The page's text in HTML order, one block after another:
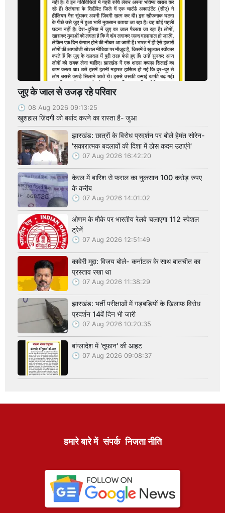
जुए के जाल से उजड़ रहे परिवार
08 Aug 2026 09:13:25
खुशहाल ज़िंदगी को बर्बाद करने का रास्ता है- जुआ
झारखंड: छात्रों के विरोध प्रदर्शन पर बोले हेमंत सोरेन-
'सकारात्मक बदलावों की दिशा में ठोस कदम उठाएंगे'
07 Aug 2026 16:42:20
केरल में बारिश से फसल का नुकसान 100 करोड़ रुपए
के करीब
07 Aug 2026 14:01:02
ओणम के मौके पर भारतीय रेलवे चलाएगा 112 स्पेशल
ट्रेनें
07 Aug 2026 12:51:49
कावेरी मुद्दा: विजय बोले- कर्नाटक के साथ बातचीत का
प्रस्ताव रखा था
07 Aug 2026 11:38:29
झारखंड: भर्ती परीक्षाओं में गड़बड़ियों के ख़िलाफ़ विरोध
प्रदर्शन 14वें दिन भी जारी
07 Aug 2026 10:20:35
बांग्लादेश में 'तूफान' की आहट
07 Aug 2026 09:08:37
हमारे बारे में संपर्क निजता नीति